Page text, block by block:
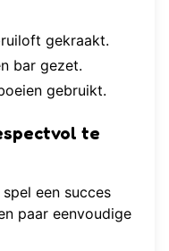
gekraakt.
bar gezet.
gebruikt.
te
een succes
paar eenvoudige